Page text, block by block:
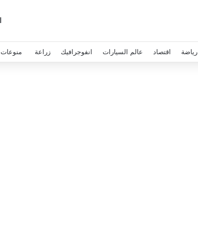
رياضة اقتصاد عالم السيارات انفوجرافيك زراعة منوعات